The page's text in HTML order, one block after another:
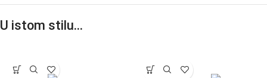
U istom stilu…